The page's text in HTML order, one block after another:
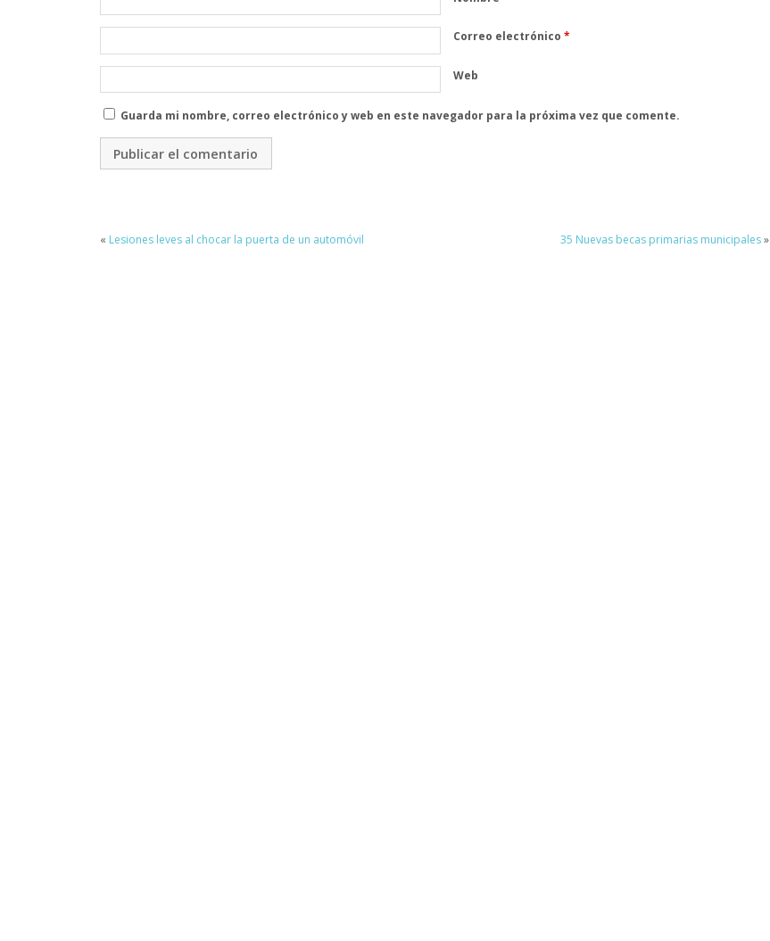
Correo electrónico *
Web
Guarda mi nombre, correo electrónico y web en este navegador para la próxima vez que comente.
« Lesiones leves al chocar la puerta de un automóvil 35 Nuevas becas primarias municipales»